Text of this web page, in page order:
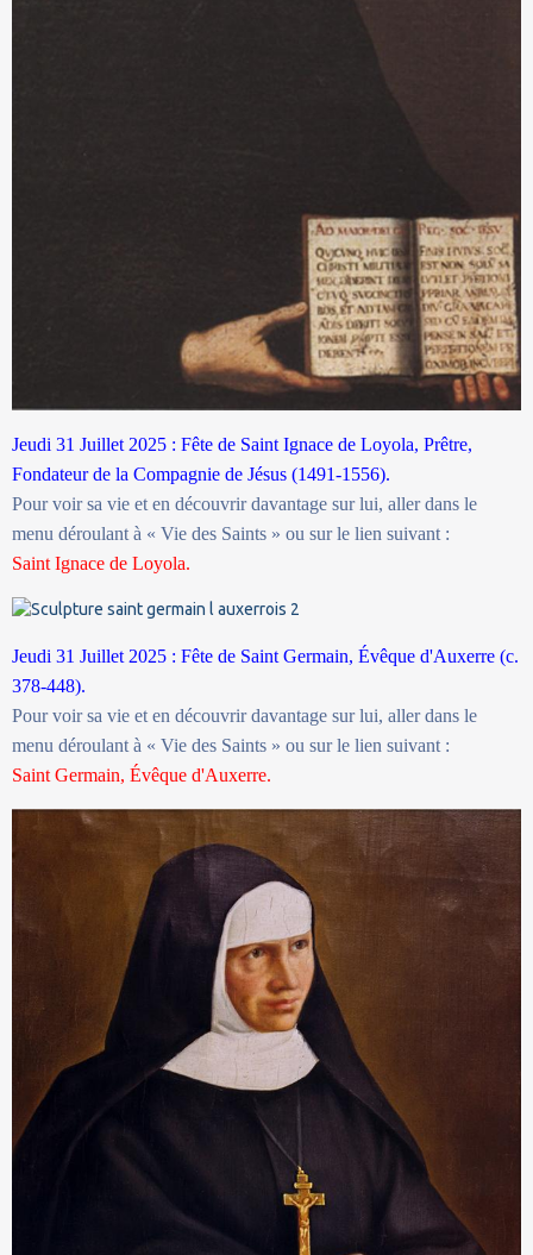
Jeudi 31 Juillet 2025 : Fête de Saint Ignace de Loyola, Prêtre,
Fondateur de la Compagnie de Jésus (1491-1556).
Pour voir sa vie et en découvrir davantage sur lui, aller dans le
menu déroulant à « Vie des Saints » ou sur le lien suivant :
Saint Ignace de Loyola.
Jeudi 31 Juillet 2025 : Fête de Saint Germain, Évêque d'Auxerre (c.
378-448).
Pour voir sa vie et en découvrir davantage sur lui, aller dans le
menu déroulant à « Vie des Saints » ou sur le lien suivant :
Saint Germain, Évêque d'Auxerre.